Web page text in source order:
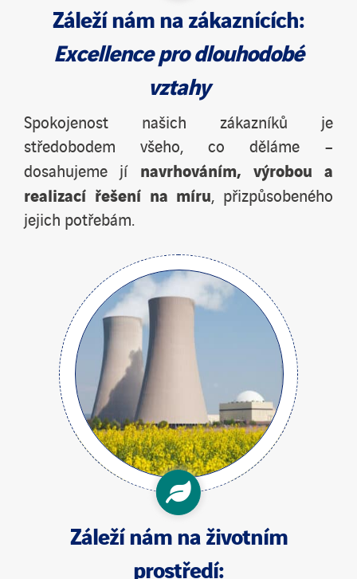
Záleží nám nazákaznících:
Excellence pro dlouhodobé
vztahy
Spokojenost našich zákazníků je
středobodem všeho, co děláme –
dosahujeme jí navrhováním, výrobou a
realizací řešení na míru, přizpůsobeného
jejich potřebám.
Záleží nám naživotním
prostředí: